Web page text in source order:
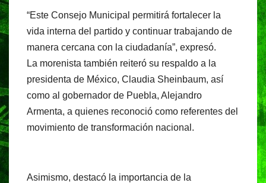
“Este Consejo Municipal permitirá fortalecer la
vida interna del partido y continuar trabajando de
manera cercana con la ciudadanía”, expresó.
La morenista también reiteró su respaldo a la
presidenta de México, Claudia Sheinbaum, así
como al gobernador de Puebla, Alejandro
Armenta, a quienes reconoció como referentes del
movimiento de transformación nacional.
Asimismo, destacó la importancia de la